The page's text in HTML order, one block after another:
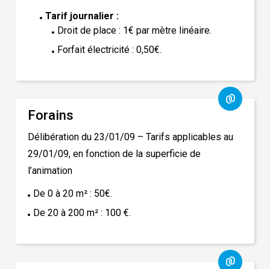
Tarif journalier :
Droit de place : 1€ par mètre linéaire.
Forfait électricité : 0,50€.
Forains
Délibération du 23/01/09– Tarifs applicables au
29/01/09, en fonction de la superficie de
l’animation
De 0 à 20 m² : 50€.
De 20 à 200 m² : 100 €.